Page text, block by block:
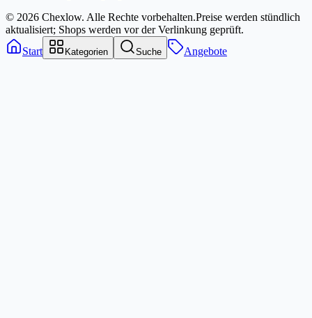
© 2026 Chexlow. Alle Rechte vorbehalten.Preise werden stündlich
aktualisiert; Shops werden vor der Verlinkung geprüft.
Start
Kategorien Suche Angebote